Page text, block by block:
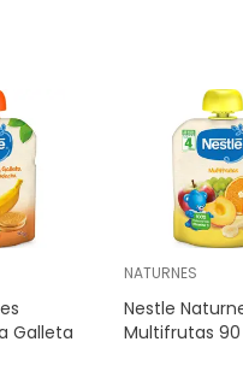
Galleta
NATURNES
Nestle
Multifrutas